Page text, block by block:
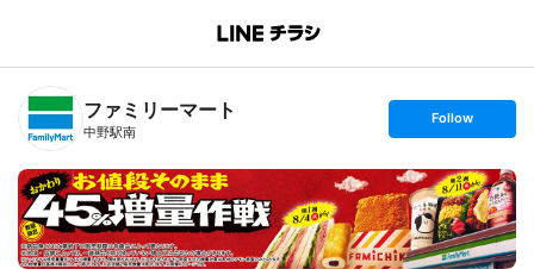
B
n
T
ファミリーマート
中野駅南
s
t
o
l
l
o
w
Follow